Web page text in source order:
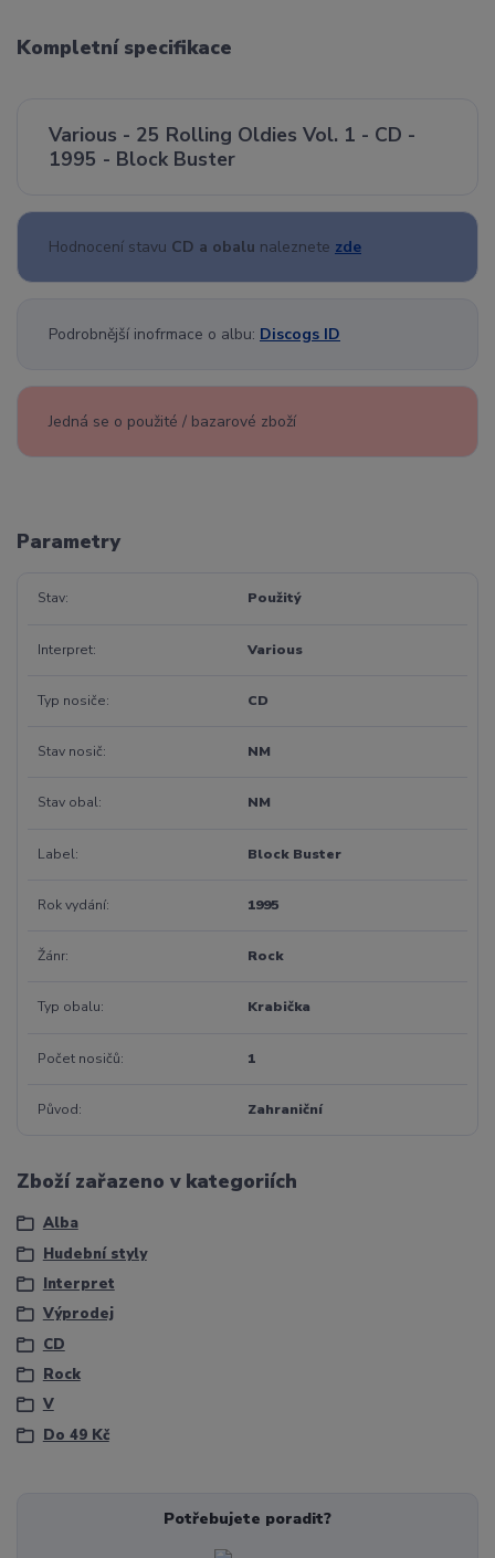
Kompletní specifikace
Various - 25 Rolling Oldies Vol. 1 - CD -
1995 - Block Buster
Hodnocení stavu CD a obalu naleznete zde
Podrobnější inofrmace o albu: Discogs ID
Jedná se o použité / bazarové zboží
Parametry
Stav Použitý
Interpret Various
Typ nosiče CD
Stav nosič NM
Stav obal NM
Label Block Buster
Rok vydání 1995
Žánr Rock
Typ obalu Krabička
Počet nosičů 1
Původ Zahraniční
Zboží zařazeno v kategoriích
Alba
Hudební styly
Interpret
Výprodej
CD
Rock
V
Do 49 Kč
Potřebujete poradit?